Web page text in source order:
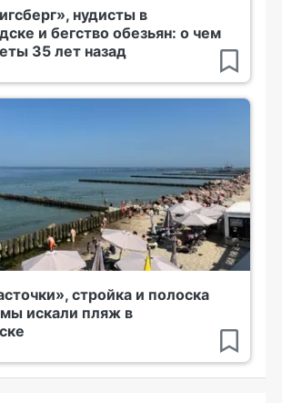
нудисты в
и бегство обезьян: о чем
35 лет назад
стройка и полоска
мы искали пляж в